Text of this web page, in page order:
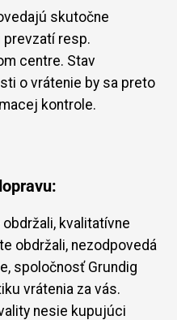
skutočne
prevzatí resp.
centre. Stav
o vrátenie by sa preto
kontrole.
kvalitatívne
obdržali, nezodpovedá
spoločnosť Grundig
vrátenia za vás.
nesie kupujúci